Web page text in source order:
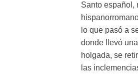
Santo español,
lo que pasó a
donde llevó
holgada, se
las